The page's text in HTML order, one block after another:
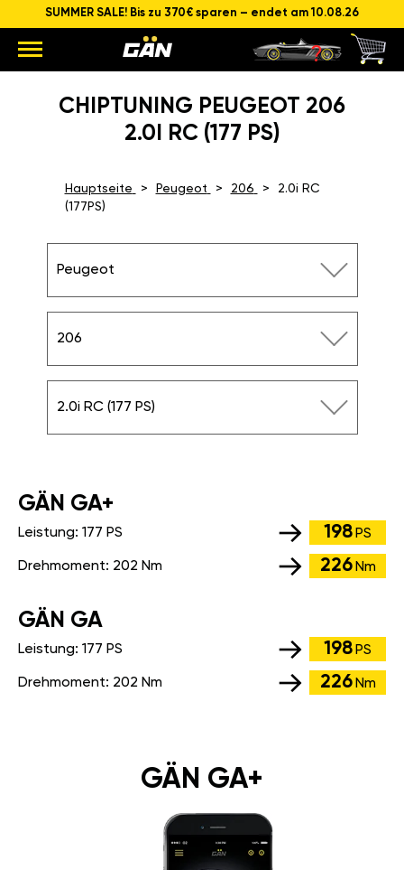
SUMMER SALE! Bis zu 370€ sparen – endet am 10.08.26
CHIPTUNING PEUGEOT 206
2.0I RC (177 PS)
Hauptseite Peugeot 206
2.0i RC
(177PS)
Peugeot
206
2.0i RC (177 PS)
GÄN GA+
Leistung: 177 PS 198 PS
Drehmoment: 202 Nm 226 Nm
GÄN GA
Leistung: 177 PS 198 PS
Drehmoment: 202 Nm 226 Nm
GÄN GA+